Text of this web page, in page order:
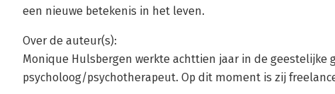
een nieuwe betekenis in het leven.
Over de auteur(s):
Monique Hulsbergen werkte achttien jaar in de geestelijke
psycholoog/psychotherapeut. Op dit moment is zij